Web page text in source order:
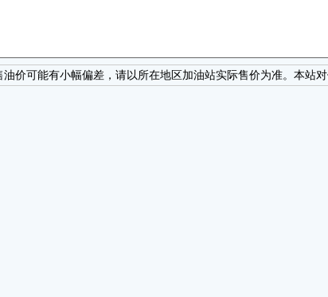
价可能有小幅偏差，请以所在地区加油站实际售价为准。本站